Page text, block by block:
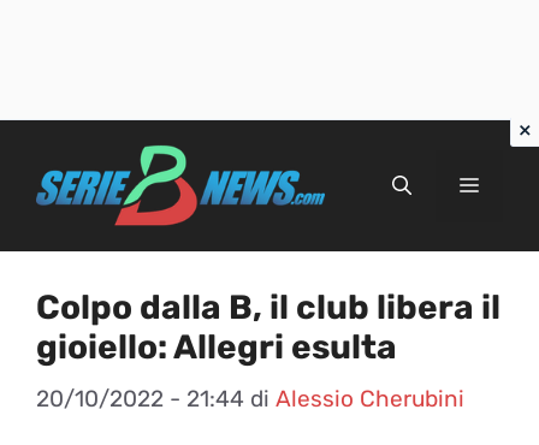
Menu
Colpo dalla B, il club libera il
gioiello: Allegri esulta
20/10/2022 - 21:44 di Alessio Cherubini